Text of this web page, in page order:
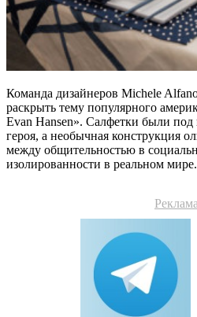
Команда дизайнеров Michele
раскрыть тему популярного
Evan Hansen». Салфетки были под
героя, а необычная конструкция
между общительностью в
изолированности в реальном мире.
Реклама